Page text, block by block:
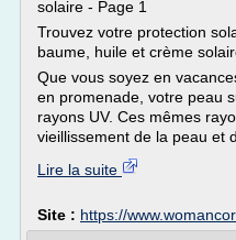
solaire - Page 1
Trouvez votre protection
baume, huile et crème
Que vous soyez en
en promenade, votre peau
rayons UV. Ces mêmes
vieillissement de la peau et
Lire la suite
Site : https://